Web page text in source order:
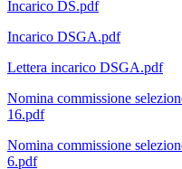
Incarico DS.pdf
Incarico DSGA.pdf
Lettera incarico DSGA.pdf
Nomina commissione
16.pdf
Nomina commissione
6.pdf